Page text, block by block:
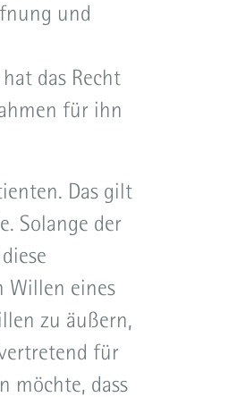
und
das Recht
für ihn
Das gilt
Solange der
Willen eines
zu äußern,
für
möchte, dass